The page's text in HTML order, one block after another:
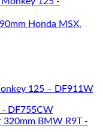
125 – DF911W